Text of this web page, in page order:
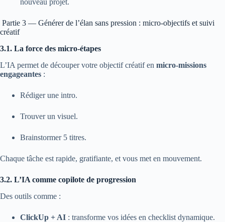
nouveau projet.
Partie 3 — Générer de l’élan sans pression : micro-objectifs et suivi
créatif
3.1. La force des micro-étapes
L’IA permet de découper votre objectif créatif en micro-missions
engageantes :
Rédiger une intro.
Trouver un visuel.
Brainstormer 5 titres.
Chaque tâche est rapide, gratifiante, et vous met en mouvement.
3.2. L’IA comme copilote de progression
Des outils comme :
ClickUp + AI : transforme vos idées en checklist dynamique.